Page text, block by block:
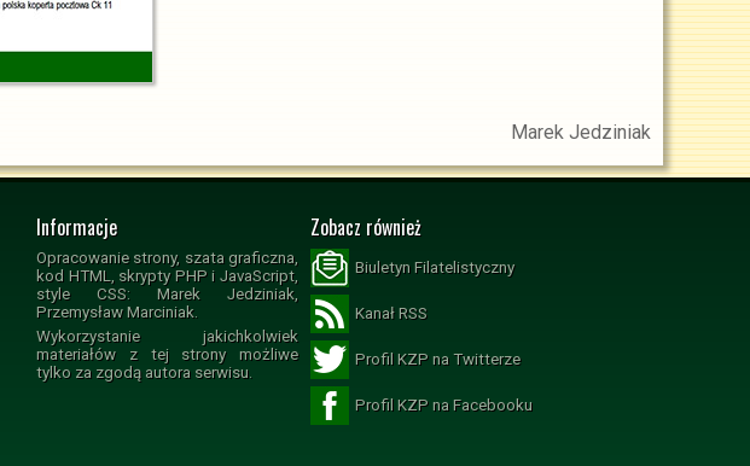
Marek Jedziniak
Informacje
Opracowanie strony, szata graficzna,
kod HTML, skrypty PHP i JavaScript,
style CSS: Marek Jedziniak,
Przemysław Marciniak.
Wykorzystanie jakichkolwiek
materiałów z tej strony możliwe
tylko za zgodą autora serwisu.
Zobacz również
Biuletyn Filatelistyczny
Kanał RSS
Profil KZP na Twitterze
Profil KZP na Facebooku